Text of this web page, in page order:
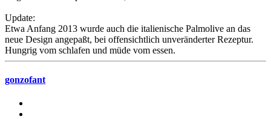
Update:
Etwa Anfang 2013 wurde auch die italienische Palmolive an das
neue Design angepaßt, bei offensichtlich unveränderter Rezeptur.
Hungrig vom schlafen und müde vom essen.
gonzofant